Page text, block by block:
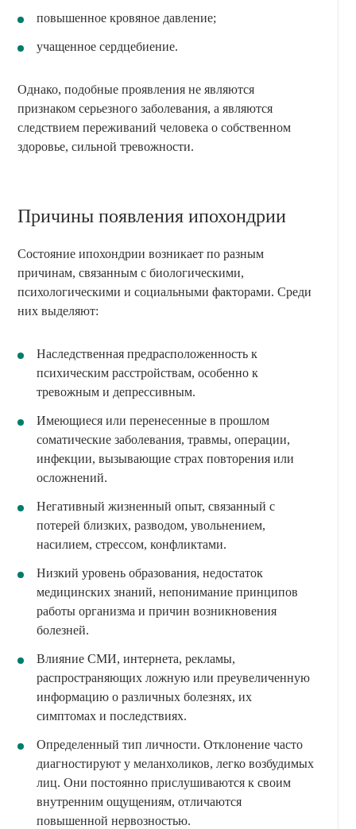
повышенное кровяное давление;
учащенное сердцебиение.
Однако, подобные проявления не являются
признаком серьезного заболевания, а являются
следствием переживаний человека о собственном
здоровье, сильной тревожности.
Причины появления ипохондрии
Состояние ипохондрии возникает по разным
причинам, связанным с биологическими,
психологическими и социальными факторами. Среди
них выделяют:
Наследственная предрасположенность к
психическим расстройствам, особенно к
тревожным и депрессивным.
Имеющиеся или перенесенные в прошлом
соматические заболевания, травмы, операции,
инфекции, вызывающие страх повторения или
осложнений.
Негативный жизненный опыт, связанный с
потерей близких, разводом, увольнением,
насилием, стрессом, конфликтами.
Низкий уровень образования, недостаток
медицинских знаний, непонимание принципов
работы организма и причин возникновения
болезней.
Влияние СМИ, интернета, рекламы,
распространяющих ложную или преувеличенную
информацию о различных болезнях, их
симптомах и последствиях.
Определенный тип личности. Отклонение часто
диагностируют у меланхоликов, легко возбудимых
лиц. Они постоянно прислушиваются к своим
внутренним ощущениям, отличаются
повышенной нервозностью.